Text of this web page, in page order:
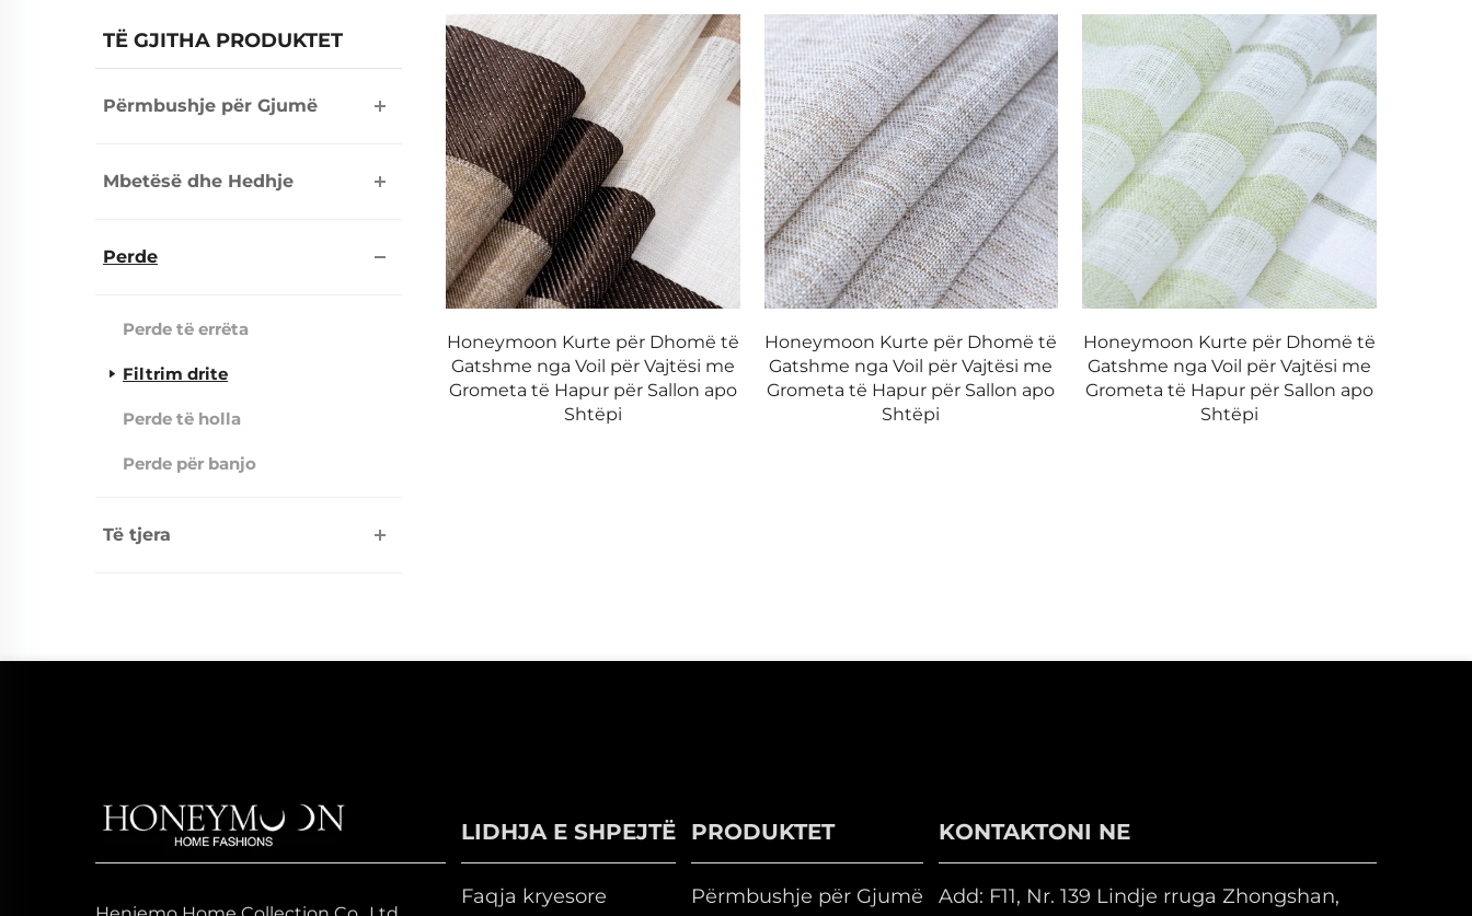
TË GJITHA PRODUKTET
Përmbushje për Gjumë
Mbetësë dhe Hedhje
Perde
Perde të errëta
Filtrim drite
Perde të holla
Perde për banjo
Të tjera
Honeymoon Kurte për Dhomë të
Gatshme nga Voil për Vajtësi me
Grometa të Hapur për Sallon apo
Shtëpi
Honeymoon Kurte për Dhomë të
Gatshme nga Voil për Vajtësi me
Grometa të Hapur për Sallon apo
Shtëpi
Honeymoon Kurte për Dhomë të
Gatshme nga Voil për Vajtësi me
Grometa të Hapur për Sallon apo
Shtëpi
LIDHJA E SHPEJTË
Faqja kryesore
PRODUKTET
Përmbushje për Gjumë
KONTAKTONI NE
Add: F11, Nr. 139 Lindje rruga Zhongshan,